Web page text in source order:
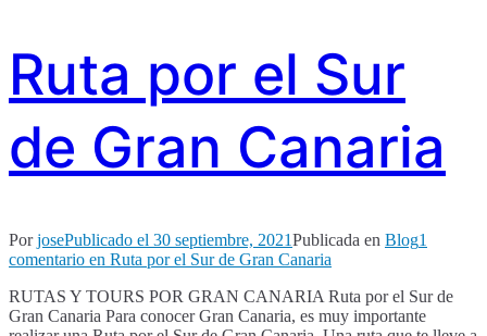
Ruta por el Sur
de Gran Canaria​
PorjosePublicado el 30 septiembre, 2021Publicada en Blog1
comentario en Ruta por el Sur de Gran Canaria​
RUTAS Y TOURS POR GRAN CANARIA Ruta por el Sur de
Gran Canaria Para conocer Gran Canaria, es muy importante